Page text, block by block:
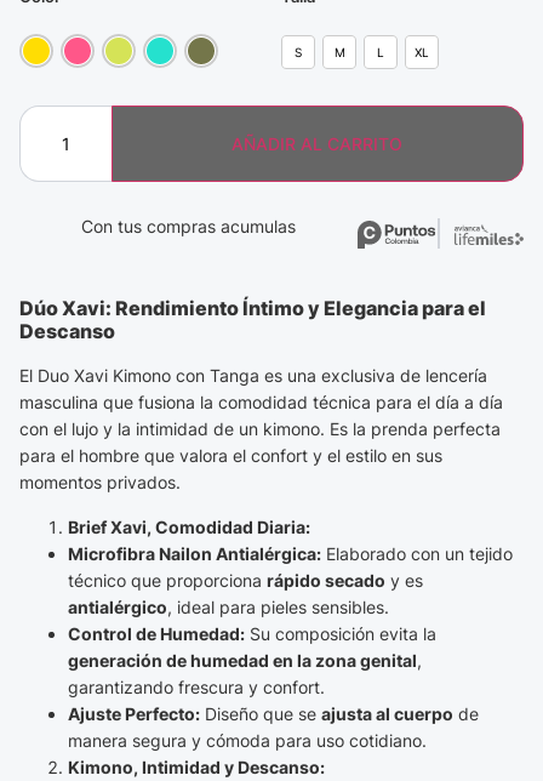
S M L XL
AÑADIR AL CARRITO
Con tus compras acumulas
Dúo Xavi: Rendimiento Íntimo y Elegancia para el
Descanso
El Duo Xavi Kimono con Tanga es una exclusiva de lencería
masculina que fusiona la comodidad técnica para el día a día
con el lujo y la intimidad de un kimono. Es la prenda perfecta
para el hombre que valora el confort y el estilo en sus
momentos privados.
Brief Xavi, Comodidad Diaria:
Microfibra Nailon Antialérgica: Elaborado con un tejido
técnico que proporciona rápido secado y es
antialérgico, ideal para pieles sensibles.
Control de Humedad: Su composición evita la
generación de humedad en la zona genital,
garantizando frescura y confort.
Ajuste Perfecto: Diseño que se ajusta al cuerpo de
manera segura y cómoda para uso cotidiano.
Kimono, Intimidad y Descanso: